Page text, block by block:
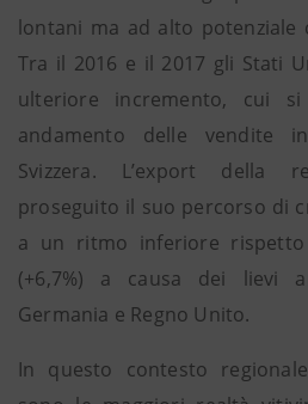
lontani ma ad alto potenziale
Tra il 2016 e il 2017 gli Stati
ulteriore incremento, cui
andamento delle vendite
Svizzera. L’export della
proseguito il suo percorso di
a un ritmo inferiore rispetto
(+6,7%) a causa dei lievi
Germania e Regno Unito.
In questo contesto